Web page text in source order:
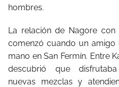
hombres.
La relación de Nagore
comenzó cuando un amigo
mano en San Fermín. Entre
descubrió que
nuevas mezclas y